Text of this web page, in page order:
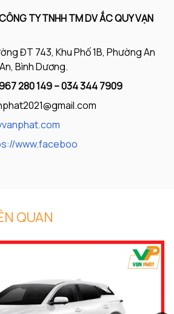
TY TNHH TM DV ẮC QUY VẠN
ĐT 743, Khu Phố 1B, Phường An
Bình Dương.
280 149 – 034 344 7909
www.faceboo
QUAN